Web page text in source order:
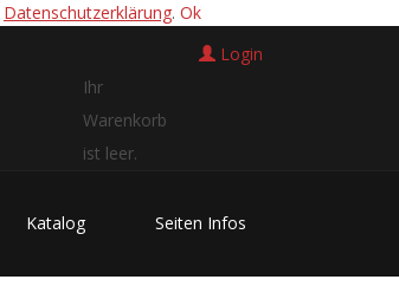
Datenschutzerklärung. Ok
Ihr
Warenkorb
ist leer.
Login
Katalog Seiten Infos